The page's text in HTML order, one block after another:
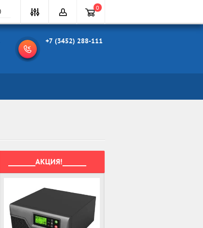
0
+7 (3452) 288-111
________АКЦИЯ!_______